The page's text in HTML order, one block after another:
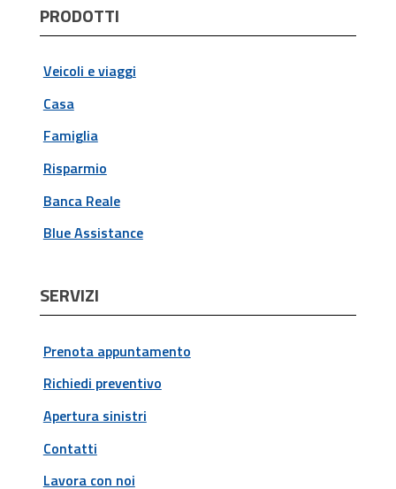
PRODOTTI
Veicoli e viaggi
Casa
Famiglia
Risparmio
Banca Reale
Blue Assistance
SERVIZI
Prenota appuntamento
Richiedi preventivo
Apertura sinistri
Contatti
Lavora con noi